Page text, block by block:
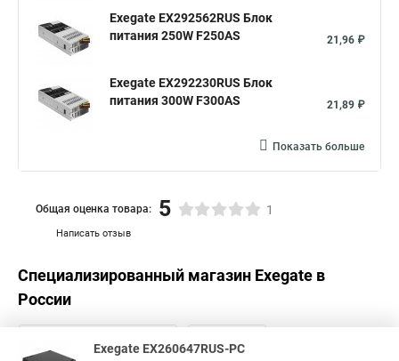
Exegate EX292562RUS Блок
питания 250W F250AS
21,96 ₽
Exegate EX292230RUS Блок
питания 300W F300AS
21,89 ₽
Показать больше
Написать отзыв
Общая оценка товара: 5 1
Специализированный магазин Exegate в
России
Exegate EX260647RUS-PC